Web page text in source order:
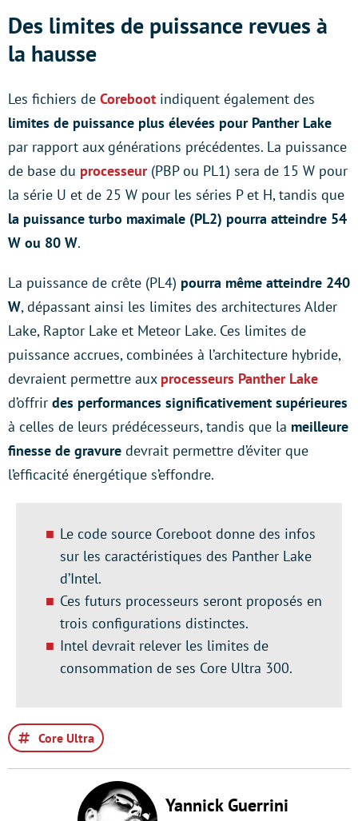
Des limites de puissance revues à
la hausse
Les fichiers de Coreboot indiquent également des
limites de puissance plus élevées pour Panther Lake
par rapport aux générations précédentes. La puissance
de base du processeur(PBP ou PL1) sera de 15 W pour
la série U et de 25 W pour les séries P et H, tandis que
la puissance turbo maximale (PL2) pourra atteindre 54
W ou 80 W.
La puissance de crête (PL4) pourra même atteindre 240
W, dépassant ainsi les limites des architectures Alder
Lake, Raptor Lake et Meteor Lake. Ces limites de
puissance accrues, combinées à l’architecture hybride,
devraient permettre aux processeurs Panther Lake
d’offrir des performances significativement supérieures
à celles de leurs prédécesseurs, tandis que la meilleure
finesse de gravure devrait permettre d’éviter que
l’efficacité énergétique s’effondre.
Le code source Coreboot donne des infos
sur les caractéristiques des Panther Lake
d’Intel.
Ces futurs processeurs seront proposés en
trois configurations distinctes.
Intel devrait relever les limites de
consommation de ses Core Ultra 300.
Core Ultra
Yannick Guerrini